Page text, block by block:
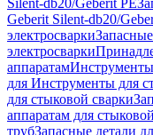
Silent-db20/Geberit PE
Geberit Silent-db20/
электросварки
электросварки
аппаратам
для Инструменты для
для стыковой сварки
аппаратам для
трубЗапасные детали